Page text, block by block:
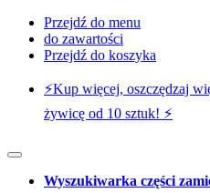
Przejdź do menu
do zawartości
Przejdź do koszyka
⚡️Kup więcej, oszczędzaj
żywicę od 10 sztuk! ⚡️
Wyszukiwarka części